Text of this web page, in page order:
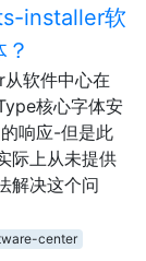
installer软
软件中心在
核心字体安
响应-但是此
际上从未提供
解决这个问
center